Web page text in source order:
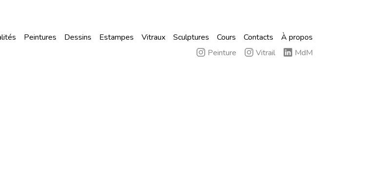
Peintures Dessins Estampes Vitraux Sculptures Cours Contacts
À propos
Peinture
Vitrail MdM